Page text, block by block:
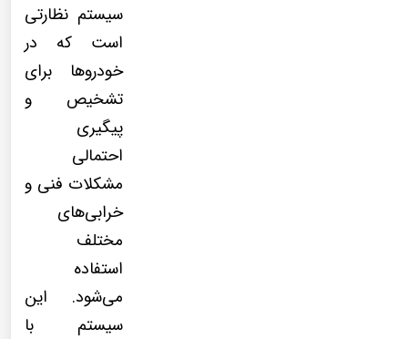
سیستم نظارتی
است که در
خودروها برای
تشخیص و
پیگیری
احتمالی
مشکلات فنی و
خرابی‌های
مختلف
استفاده
می‌شود. این
سیستم با